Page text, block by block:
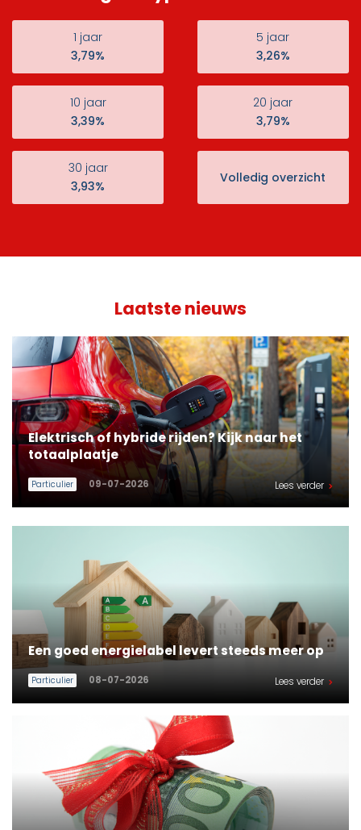
1 jaar
3,79%
5 jaar
3,26%
10 jaar
3,39%
20 jaar
3,79%
30 jaar
3,93%
Volledig overzicht
Laatste nieuws
Particulier 09-07-2026
Elektrisch of hybride rijden? Kijk naar het
totaalplaatje
Lees verder
Particulier 08-07-2026
Een goed energielabel levert steeds meer op
Lees verder